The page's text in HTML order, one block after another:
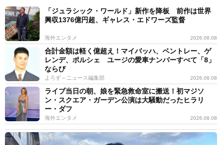
「ジュラシック・ワールド」新作を降板 前作は世界
興収1376億円超、ギャレス・エドワーズ監督
海外エンタメ 2026.08.08
合計金額は軽く億超え！マイバッハ、ベントレー、ゲ
レンデ、ポルシェ ユージの愛車ナンバーすべて「8」
ならび
よろず～ニュース編集部 2026.08.08
ライブ当日の朝、娘を緊急救命室に搬送！初マジソ
ン・スクエア・ガーデン公演は大騒動だったヒラリ
ー・ダフ
海外エンタメ 2026.08.08